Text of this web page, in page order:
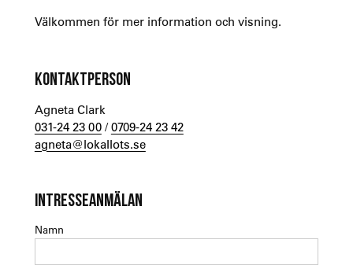
Välkommen för mer information och visning.
KONTAKTPERSON
Agneta Clark
031-24 23 00/0709-24 23 42
agneta@lokallots.se
INTRESSEANMÄLAN
Namn